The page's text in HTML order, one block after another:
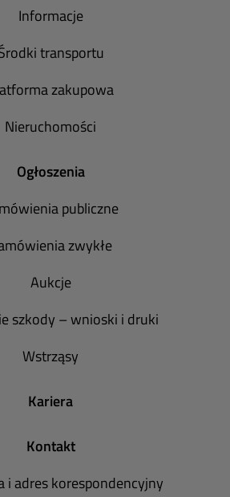
Informacje
transportu
zakupowa
Nieruchomości
Ogłoszenia
publiczne
zwykłe
Aukcje
szkody – wnioski i druki
Wstrząsy
Kariera
Kontakt
i adres korespondencyjny